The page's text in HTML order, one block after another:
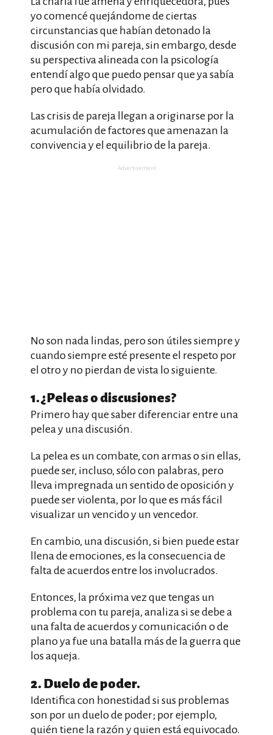
yo comencé quejándome de ciertas
circunstancias que habían detonado la
discusión con mi pareja, sin embargo, desde
su perspectiva alineada con la psicología
entendí algo que puedo pensar que ya sabía
pero que había olvidado.
Las crisis de pareja llegan a originarse por la
acumulación de factores que amenazan la
convivencia y el equilibrio de la pareja.
Advertisement
No son nada lindas, pero son útiles siempre y
cuando siempre esté presente el respeto por
el otro y no pierdan de vista lo siguiente.
1. ¿Peleas o discusiones?
Primero hay que saber diferenciar entre una
pelea y una discusión.
La pelea es un combate, con armas o sin ellas,
puede ser, incluso, sólo con palabras, pero
lleva impregnada un sentido de oposición y
puede ser violenta, por lo que es más fácil
visualizar un vencido y un vencedor.
En cambio, una discusión, si bien puede estar
llena de emociones, es la consecuencia de
falta de acuerdos entre los involucrados.
Entonces, la próxima vez que tengas un
problema con tu pareja, analiza si se debe a
una falta de acuerdos y comunicación o de
plano ya fue una batalla más de la guerra que
los aqueja.
2. Duelo de poder.
Identifica con honestidad si sus problemas
son por un duelo de poder; por ejemplo,
quién tiene la razón y quien está equivocado.